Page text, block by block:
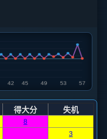
得大分
失机
8
3